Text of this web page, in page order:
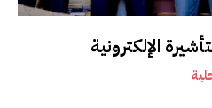
الإلكترونية